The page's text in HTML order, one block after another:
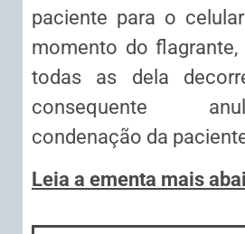
paciente para o
momento do
todas as dela
consequente
condenação da
Leia a ementa mais